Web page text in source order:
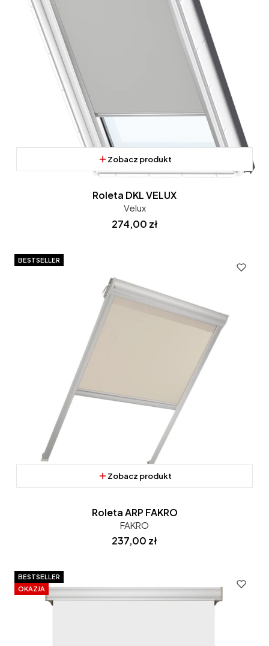
Zobacz produkt
Roleta DKL VELUX
Velux
Cena
274,00 zł
BESTSELLER
Zobacz produkt
Roleta ARP FAKRO
FAKRO
Cena
237,00 zł
OKAZJA
BESTSELLER